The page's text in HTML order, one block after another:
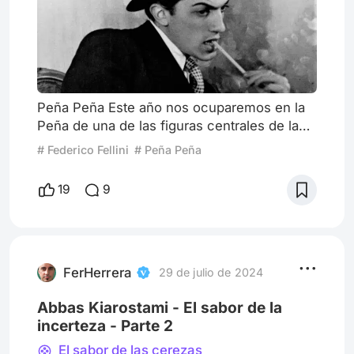
Peña Peña Este año nos ocuparemos en la
Peña de una de las figuras centrales de la
historia del cine, Federico Fellini. Este
trabajo del joven Federico como guionista y
de su primeras películas, como director. Es
lo que implica
# Federico Fellini # Peña Peña
19 9
FerHerrera 29 de julio de 2024
Abbas Kiarostami - El sabor de la
incerteza - Parte 2
El sabor de las cerezas